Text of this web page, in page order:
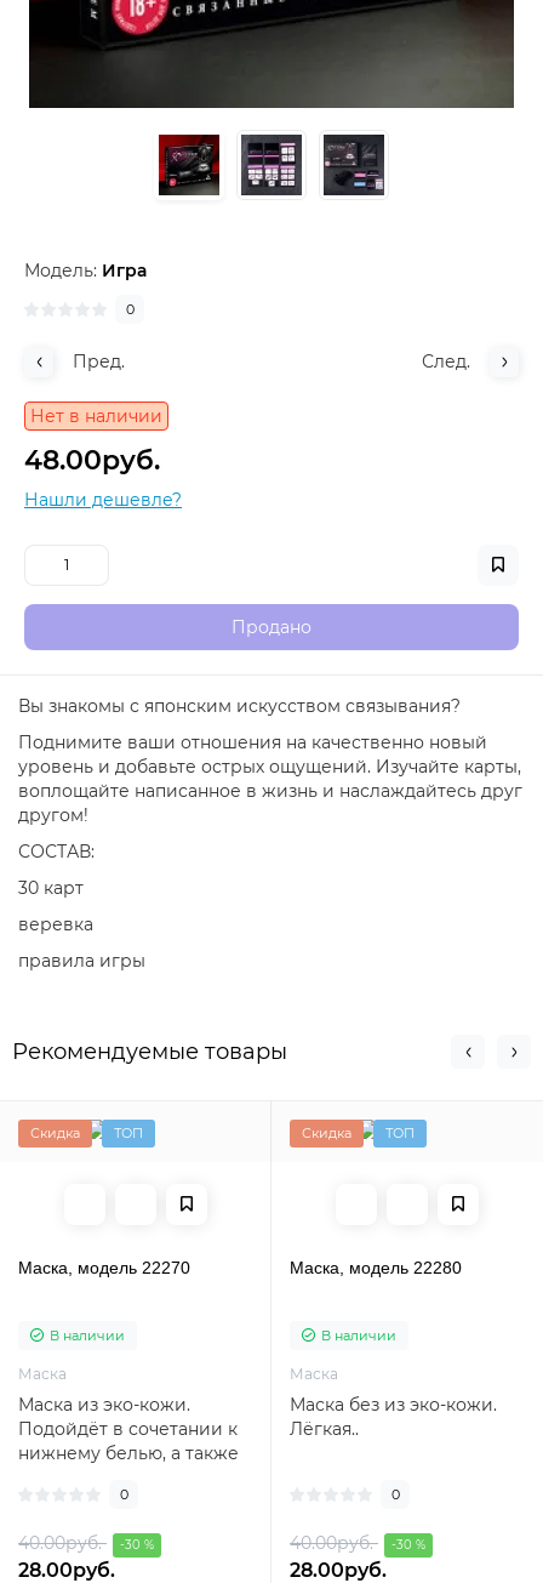
Модель: Игра
0
Пред. След.
Нет в наличии
48.00руб.
Нашли дешевле?
Продано
Вы знакомы с японским искусством связывания?
Поднимите ваши отношения на качественно новый
уровень и добавьте острых ощущений. Изучайте карты,
воплощайте написанное в жизнь и наслаждайтесь друг
другом!
СОСТАВ:
30 карт
веревка
правила игры
Рекомендуемые товары
Скидка ТОП
Маска, модель 22270
В наличии
Маска
Маска из эко-кожи.
Подойдёт в сочетании к
нижнему белью, а также
или фотосесс..
0
40.00руб. -30 %
28.00руб.
Скидка ТОП
Маска, модель 22280
В наличии
Маска
Маска без из эко-кожи.
Лёгкая..
0
40.00руб. -30 %
28.00руб.